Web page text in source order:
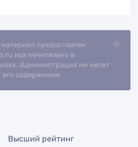
предоставлен
исключительно в
Администрация не несет
его содержимое
Высший рейтинг